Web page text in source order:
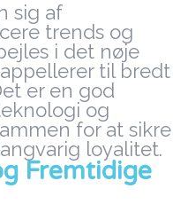
sig af
trends og
i det nøje
til bredt
er en god
og
for at sikre
loyalitet.
Fremtidige